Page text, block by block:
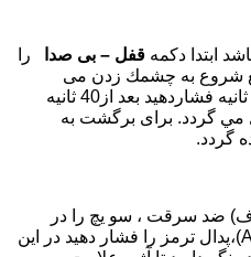
ابتدا دكمه قفل – بی صدا
را
شروع به چشمك زدن می
را 2 ثانيه فشاردهيد بعد از40 ثانيه
مي گردد. برای برگشت به
گردد.
ضد سرقت ، سو يچ را در
حالت روشن نگه داشته (ACC ON)،پدال ترمز را فشار دهيد در اين